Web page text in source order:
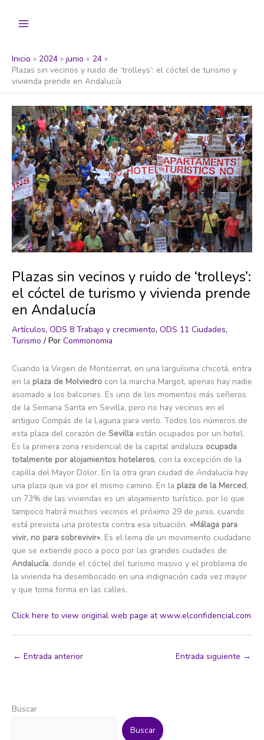
Inicio 2024 junio
24
Plazas sin vecinos y ruido de ‘trolleys’: el cóctel de turismo y
vivienda prende en Andalucía
Plazas sin vecinos y ruido de ‘trolleys’:
el cóctel de turismo y vivienda prende
en Andalucía
Artículos, ODS 8 Trabajo y crecimiento, ODS 11 Ciudades,
Turismo / Por Commonomia
Cuando la Virgen de Montserrat, en una larguísima chicotá, entra
en la plaza de Molviedro con la marcha Margot, apenas hay nadie
asomado a los balcones. Es uno de los momentos más señeros
de la Semana Santa en Sevilla, pero no hay vecinos en el
antiguo Compás de la Laguna para verlo. Todos los números de
esta plaza del corazón de Sevilla están ocupados por un hotel.
Es la primera zona residencial de la capital andaluza ocupada
totalmente por alojamientos hoteleros, con la excepción de la
capilla del Mayor Dolor. En la otra gran ciudad de Andalucía hay
una plaza que va por el mismo camino. En la plaza de la Merced,
un 73% de las viviendas es un alojamiento turístico, por lo que
tampoco habrá muchos vecinos el próximo 29 de junio, cuando
está prevista una protesta contra esa situación. «Málaga para
vivir, no para sobrevivir». Es el lema de un movimiento ciudadano
que se extiende poco a poco por las grandes ciudades de
Andalucía, donde el cóctel del turismo masivo y el problema de
la vivienda ha desembocado en una indignación cada vez mayor
y que toma forma en las calles.
Click here to view original web page at www.elconfidencial.com
← Entrada anterior Entrada siguiente →
Buscar
Buscar